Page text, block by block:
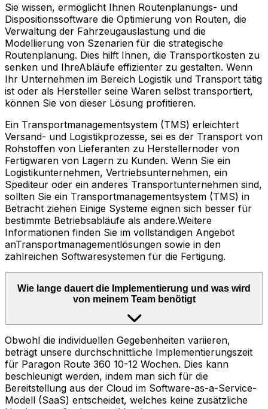
Sie wissen, ermöglicht Ihnen Routenplanungs- und
Dispositionssoftware die Optimierung von Routen, die
Verwaltung der Fahrzeugauslastung und die
Modellierung von Szenarien für die strategische
Routenplanung. Dies hilft Ihnen, die Transportkosten zu
senken und IhreAbläufe effizienter zu gestalten. Wenn
Ihr Unternehmen im Bereich Logistik und Transport tätig
ist oder als Hersteller seine Waren selbst transportiert,
können Sie von dieser Lösung profitieren.
Ein Transportmanagementsystem (TMS) erleichtert
Versand- und Logistikprozesse, sei es der Transport von
Rohstoffen von Lieferanten zu Herstellernoder von
Fertigwaren von Lagern zu Kunden. Wenn Sie ein
Logistikunternehmen, Vertriebsunternehmen, ein
Spediteur oder ein anderes Transportunternehmen sind,
sollten Sie ein Transportmanagementsystem (TMS) in
Betracht ziehen Einige Systeme eignen sich besser für
bestimmte Betriebsabläufe als andere.Weitere
Informationen finden Sie im vollständigen Angebot
anTransportmanagementlösungen sowie in den
zahlreichen Softwaresystemen für die Fertigung.
Wie lange dauert die Implementierung und was wird
von meinem Team benötigt
Obwohl die individuellen Gegebenheiten variieren,
beträgt unsere durchschnittliche Implementierungszeit
für Paragon Route 360 10-12 Wochen. Dies kann
beschleunigt werden, indem man sich für die
Bereitstellung aus der Cloud im Software-as-a-Service-
Modell (SaaS) entscheidet, welches keine zusätzliche